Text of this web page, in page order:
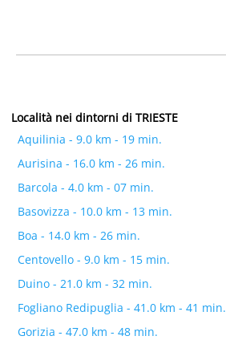
Località nei dintorni di TRIESTE
Aquilinia - 9.0 km - 19 min.
Aurisina - 16.0 km - 26 min.
Barcola - 4.0 km - 07 min.
Basovizza - 10.0 km - 13 min.
Boa - 14.0 km - 26 min.
Centovello - 9.0 km - 15 min.
Duino - 21.0 km - 32 min.
Fogliano Redipuglia - 41.0 km - 41 min.
Gorizia - 47.0 km - 48 min.